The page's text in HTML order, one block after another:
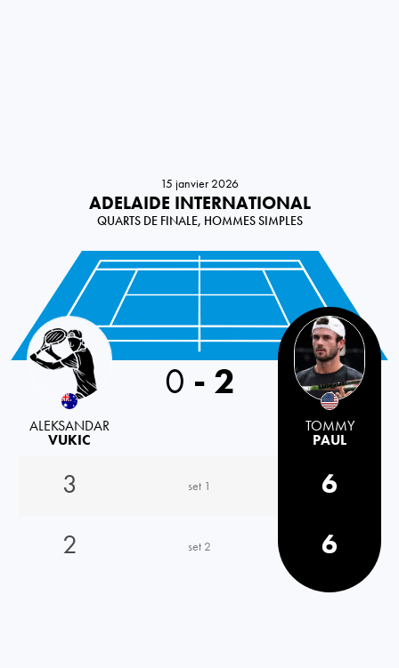
15 janvier 2026
ADELAIDE INTERNATIONAL
QUARTS DE FINALE, HOMMES SIMPLES
Australia
ALEKSANDAR
VUKIC
0 - 2
TOMMY
PAUL
3 set 1
6
2
set 2 6